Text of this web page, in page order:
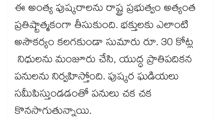
ఈ అంత్య పుష్కరాలను రాష్ట్ర ప్రభుత్వం అత్యంత
ప్రతిష్టాత్మకంగా తీసుకుంది. భక్తులకు ఎలాంటి
అసౌకర్యం కలగకుండా సుమారు రూ. 30 కోట్ల
నిధులను మంజూరు చేసి, యుద్ధ ప్రాతిపదికన
పనులను నిర్వహిస్తోంది. పుష్కర ఘడియలు
సమీపిస్తుండడంతో పనులు చక చక
కొనసాగుతున్నాయి.